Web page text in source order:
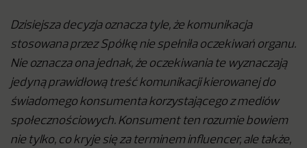
Dzisiejsza decyzja oznacza tyle, że komunikacja
stosowana przez Spółkę nie spełniła oczekiwań organu.
Nie oznacza ona jednak, że oczekiwania te wyznaczają
jedyną prawidłową treść komunikacji kierowanej do
świadomego konsumenta korzystającego z mediów
społecznościowych. Konsument ten rozumie bowiem
nie tylko, co kryje się za terminem influencer, ale także,